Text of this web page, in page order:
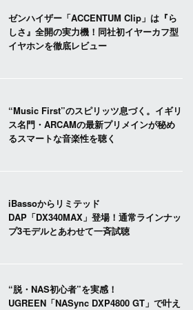
ゼンハイザー「ACCENTUM Clip」は『ら
しさ』全開の実力機！同社初イヤーカフ型
イヤホンを徹底レビュー
“Music First”のスピリッツ息づく。イギリ
ス名門・ARCAMの最新プリメインが秘め
るスマートな音楽性を聴く
iBassoからリミテッド
DAP「DX340MAX」登場！通常ラインナッ
プ3モデルとあわせて一斉試聴
“脱・NAS初心者”を実感！
UGREEN「NASync DXP4800 GT」で叶え